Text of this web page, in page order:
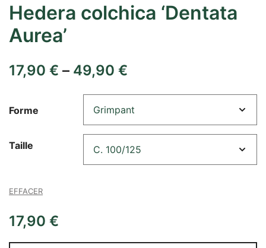
Hedera colchica ‘Dentata
Aurea’
17,90 € – 49,90 €
Forme
Taille
EFFACER
17,90 €